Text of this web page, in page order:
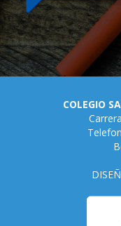
COLEGIO